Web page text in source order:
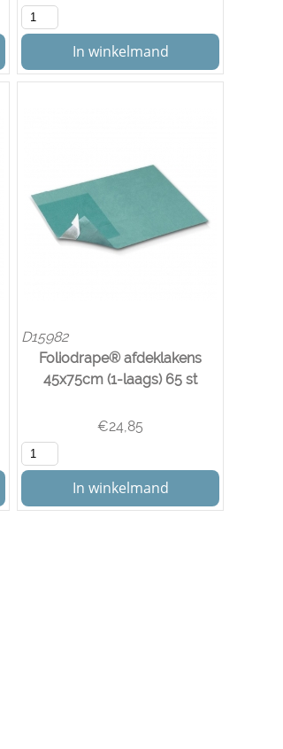
In winkelmand
D15982
Foliodrape® afdeklakens
45x75cm (1-laags) 65 st
€24,85
In winkelmand